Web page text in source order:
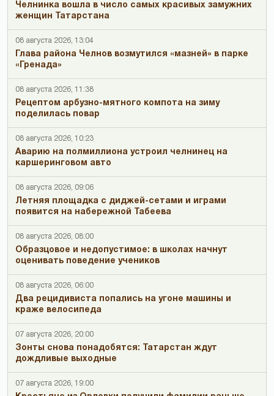
Челнинка вошла в число самых красивых замужних
женщин Татарстана
08 августа 2026, 13:04
Глава района Челнов возмутился «мазней» в парке
«Гренада»
08 августа 2026, 11:38
Рецептом арбузно-мятного компота на зиму
поделилась повар
08 августа 2026, 10:23
Аварию на полмиллиона устроил челнинец на
каршеринговом авто
08 августа 2026, 09:06
Летняя площадка с диджей-сетами и играми
появится на набережной Табеева
08 августа 2026, 08:00
Образцовое и недопустимое: в школах начнут
оценивать поведение учеников
08 августа 2026, 06:00
Два рецидивиста попались на угоне машины и
краже велосипеда
07 августа 2026, 20:00
Зонты снова понадобятся: Татарстан ждут
дождливые выходные
07 августа 2026, 19:00